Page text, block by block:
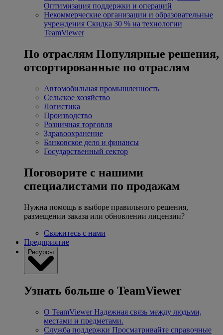
Оптимизация поддержки и операций
Некоммерческие организации и образовательные
учреждения Скидка 30 % на технологии
TeamViewer
По отраслям Популярные решения,
отсортированные по отраслям
Автомобильная промышленность
Сельское хозяйство
Логистика
Производство
Розничная торговля
Здравоохранение
Банковское дело и финансы
Государственный сектор
Поговорите с нашими
специалистами по продажам
Нужна помощь в выборе правильного решения,
размещении заказа или обновлении лицензии?
Свяжитесь с нами
Предприятие
Ресурсы
Узнать больше о TeamViewer
О TeamViewer Надежная связь между людьми,
местами и предметами.
Служба поддержки Просматривайте справочные